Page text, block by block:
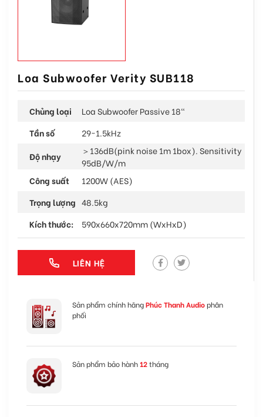
Loa Subwoofer Verity SUB118
Chủng loại
Loa Subwoofer Passive 18"
Tần số
29~1.5kHz
Độ nhạy
＞136dB(pink noise 1m 1box). Sensitivity
95dB/W/m
Công suất
1200W (AES)
Trọng lượng 48.5kg
Kích thước:
590x660x720mm (WxHxD)
LIÊN HỆ
Sản phẩm chính hãngPhúc Thanh Audio phân
phối
Sản phẩm bảo hành 12tháng